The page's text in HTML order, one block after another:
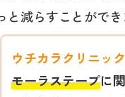
と減らすことができ
ウチカラクリニック
モーラステープに